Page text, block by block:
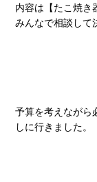
内容は【たこ焼き
みんなで相談して
予算を考えながら
しに行きました。